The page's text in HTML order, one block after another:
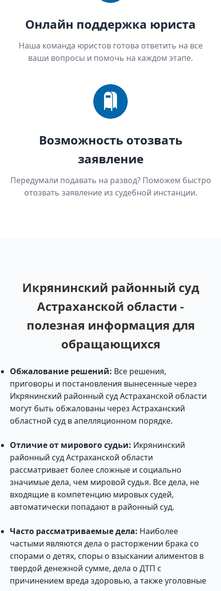
Онлайн поддержка юриста
Наша команда юристов готова ответить на все
ваши вопросы и помочь на каждом этапе.
Возможность отозвать
заявление
Передумали подавать на развод? Поможем быстро
отозвать заявление из судебной инстанции.
Икрянинский районный суд
Астраханской области -
полезная информация для
обращающихся
Обжалование решений: Все решения,
приговоры и постановления вынесенные через
Икрянинский районный суд Астраханской области
могут быть обжалованы через Астраханский
областной суд в апелляционном порядке.
Отличие от мирового судьи: Икрянинский
районный суд Астраханской области
рассматривает более сложные и социально
значимые дела, чем мировой судья. Все дела, не
входящие в компетенцию мировых судей,
автоматически попадают в районный суд.
Часто рассматриваемые дела: Наиболее
частыми являются дела о расторжении брака со
спорами о детях, споры о взыскании алиментов в
твердой денежной сумме, дела о ДТП с
причинением вреда здоровью, а также уголовные